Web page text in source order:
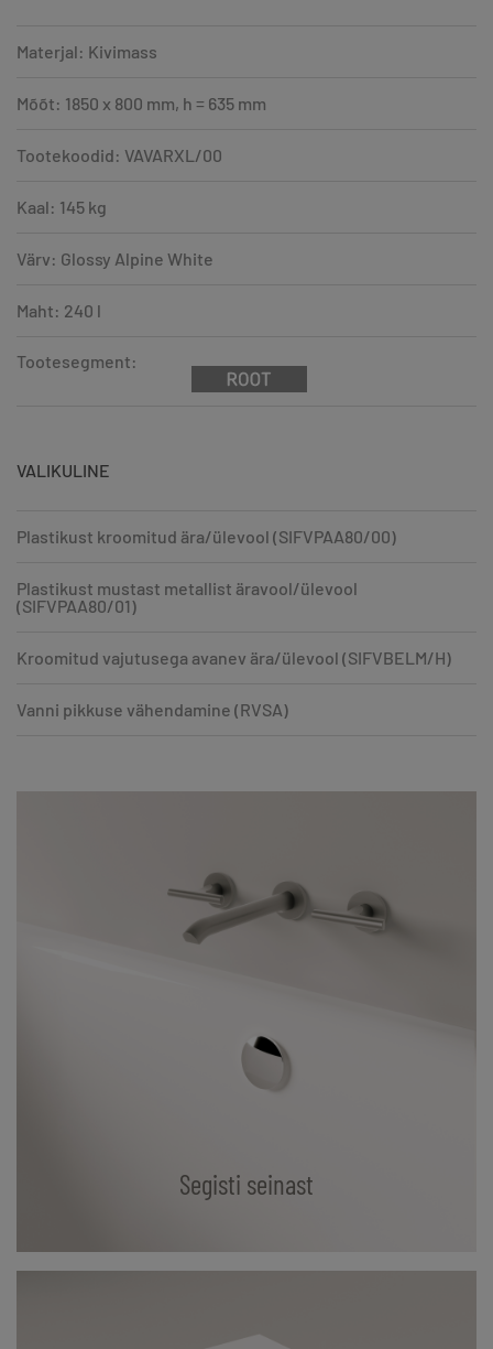
Materjal: Kivimass
Mõõt: 1850 x 800 mm, h = 635 mm
Tootekoodid: VAVARXL/00
Kaal: 145 kg
Värv: Glossy Alpine White
Maht: 240 l
Tootesegment:
VALIKULINE
Plastikust kroomitud ära/ülevool (SIFVPAA80/00)
Plastikust mustast metallist äravool/ülevool
(SIFVPAA80/01)
Kroomitud vajutusega avanev ära/ülevool (SIFVBELM/H)
Vanni pikkuse vähendamine (RVSA)
Segisti seinast